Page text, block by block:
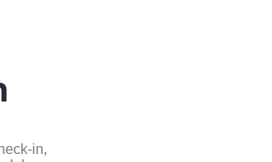
in,